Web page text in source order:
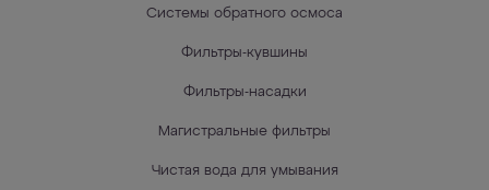
Системы обратного осмоса
Фильтры-кувшины
Фильтры-насадки
Магистральные фильтры
Чистая вода для умывания